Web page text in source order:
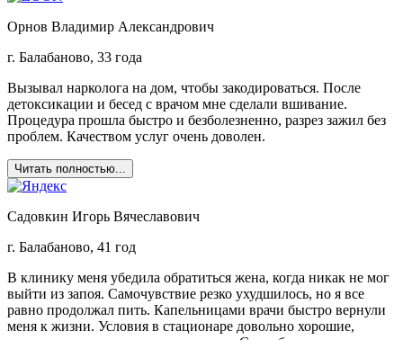
Орнов Владимир Александрович
г. Балабаново, 33 года
Вызывал нарколога на дом, чтобы закодироваться. После
детоксикации и бесед с врачом мне сделали вшивание.
Процедура прошла быстро и безболезненно, разрез зажил без
проблем. Качеством услуг очень доволен.
Читать полностью...
Садовкин Игорь Вячеславович
г. Балабаново, 41 год
В клинику меня убедила обратиться жена, когда никак не мог
выйти из запоя. Самочувствие резко ухудшилось, но я все
равно продолжал пить. Капельницами врачи быстро вернули
меня к жизни. Условия в стационаре довольно хорошие,